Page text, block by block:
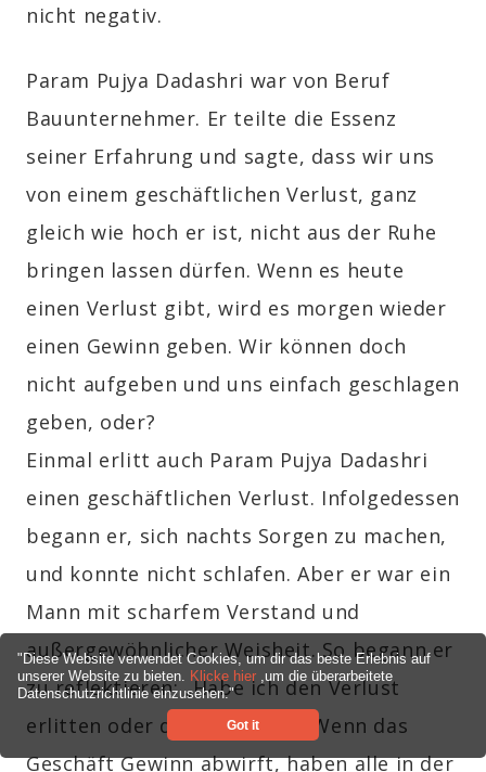
"Diese Website verwendet Cookies, um dir das beste Erlebnis auf
unserer Website zu bieten. Klicke hier ,um die überarbeitete
Datenschutzrichtlinie einzusehen."
Got it
nicht negativ.
Param Pujya Dadashri war von Beruf
Bauunternehmer. Er teilte die Essenz
seiner Erfahrung und sagte, dass wir uns
von einem geschäftlichen Verlust, ganz
gleich wie hoch er ist, nicht aus der Ruhe
bringen lassen dürfen. Wenn es heute
einen Verlust gibt, wird es morgen wieder
einen Gewinn geben. Wir können doch
nicht aufgeben und uns einfach geschlagen
geben, oder?
Einmal erlitt auch Param Pujya Dadashri
einen geschäftlichen Verlust. Infolgedessen
begann er, sich nachts Sorgen zu machen,
und konnte nicht schlafen. Aber er war ein
Mann mit scharfem Verstand und
außergewöhnlicher Weisheit. So begann er
zu reflektieren: „Habeichden Verlust
erlitten oder das
Geschäft
?“ Wenn das
Geschäft Gewinn abwirft, haben alle in der